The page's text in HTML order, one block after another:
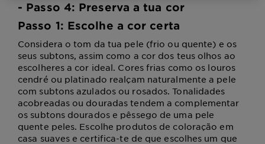
- Passo 4: Preserva a tua cor
Passo 1: Escolhe a cor certa
Considera o tom da tua pele (frio ou quente) e os
seus subtons, assim como a cor dos teus olhos ao
escolheres a cor ideal. Cores frias como os louros
cendré ou platinado realçam naturalmente a pele
com subtons azulados ou rosados. Tonalidades
acobreadas ou douradas tendem a complementar
os subtons dourados e pêssego de uma pele
quente peles. Escolhe produtos de coloração em
casa suaves e certifica-te de que escolhes um que